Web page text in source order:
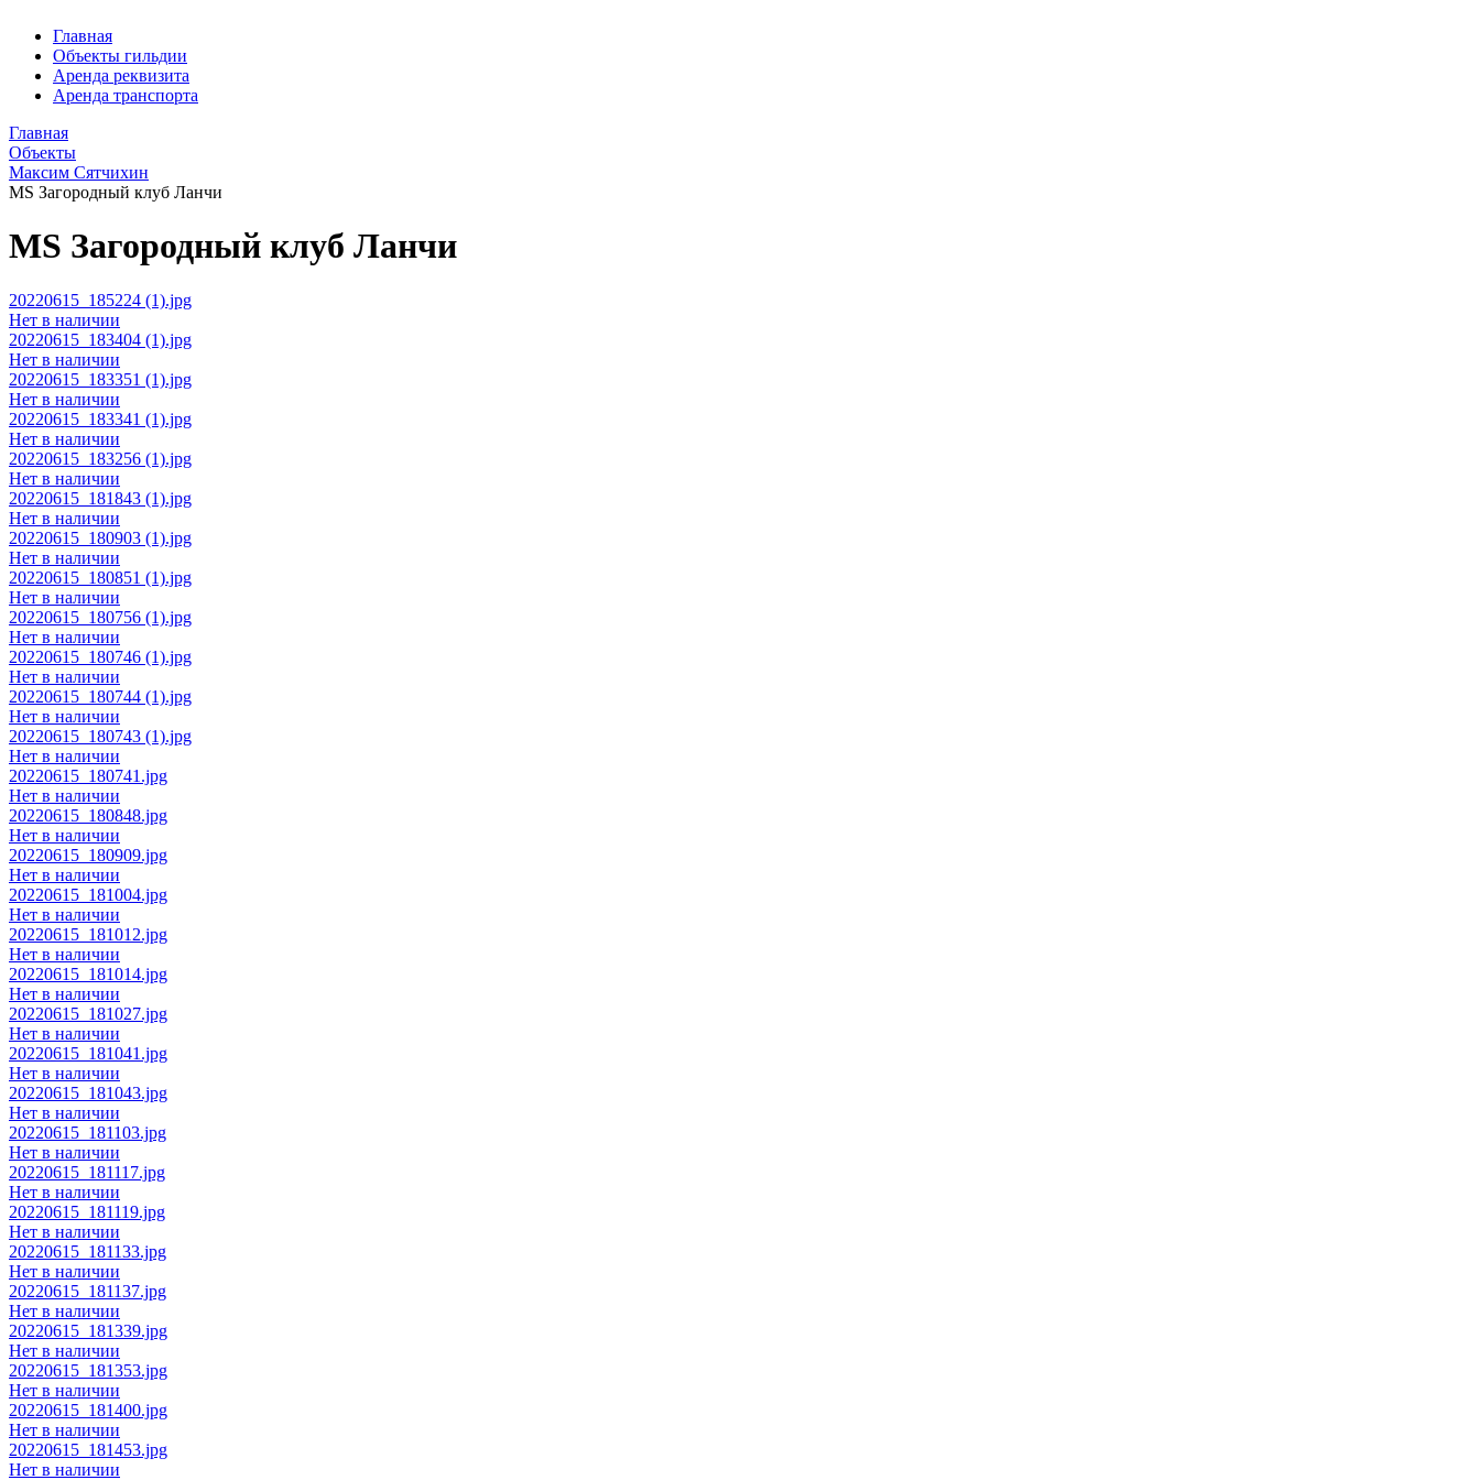
Главная
Объекты гильдии
Аренда реквизита
Аренда транспорта
Главная
Объекты
Максим Сятчихин
MS Загородный клуб Ланчи
MS Загородный клуб Ланчи
20220615_185224 (1).jpg
Нет в наличии
20220615_183404 (1).jpg
Нет в наличии
20220615_183351 (1).jpg
Нет в наличии
20220615_183341 (1).jpg
Нет в наличии
20220615_183256 (1).jpg
Нет в наличии
20220615_181843 (1).jpg
Нет в наличии
20220615_180903 (1).jpg
Нет в наличии
20220615_180851 (1).jpg
Нет в наличии
20220615_180756 (1).jpg
Нет в наличии
20220615_180746 (1).jpg
Нет в наличии
20220615_180744 (1).jpg
Нет в наличии
20220615_180743 (1).jpg
Нет в наличии
20220615_180741.jpg
Нет в наличии
20220615_180848.jpg
Нет в наличии
20220615_180909.jpg
Нет в наличии
20220615_181004.jpg
Нет в наличии
20220615_181012.jpg
Нет в наличии
20220615_181014.jpg
Нет в наличии
20220615_181027.jpg
Нет в наличии
20220615_181041.jpg
Нет в наличии
20220615_181043.jpg
Нет в наличии
20220615_181103.jpg
Нет в наличии
20220615_181117.jpg
Нет в наличии
20220615_181119.jpg
Нет в наличии
20220615_181133.jpg
Нет в наличии
20220615_181137.jpg
Нет в наличии
20220615_181339.jpg
Нет в наличии
20220615_181353.jpg
Нет в наличии
20220615_181400.jpg
Нет в наличии
20220615_181453.jpg
Нет в наличии